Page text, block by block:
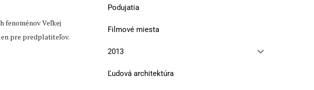
fenoménov Veľkej
pre predplatiteľov.
Podujatia
Filmové miesta
2013
Ľudová architektúra